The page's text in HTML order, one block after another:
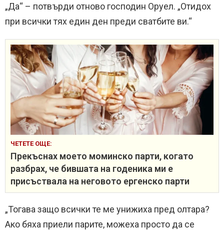
„Да“ – потвърди отново господин Оруел. „Отидох
при всички тях един ден преди сватбите ви.“
ЧЕТЕТЕ ОЩЕ:
Прекъснах моето моминско парти, когато
разбрах, че бившата на годеника ми е
присъствала на неговото ергенско парти
„Тогава защо всички те ме унижиха пред олтара?
Ако бяха приели парите, можеха просто да се